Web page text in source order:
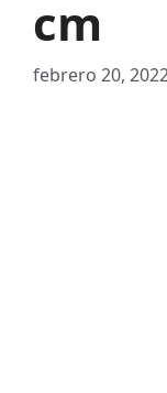
cm
febrero 20,